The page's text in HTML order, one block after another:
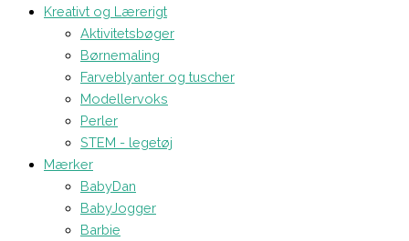
Kreativt og Lærerigt
Aktivitetsbøger
Børnemaling
Farveblyanter og tuscher
Modellervoks
Perler
STEM - legetøj
Mærker
BabyDan
BabyJogger
Barbie